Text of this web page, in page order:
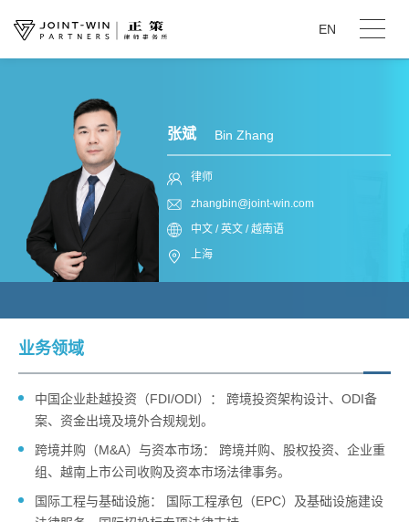
EN
张斌 Bin Zhang
律师
zhangbin@joint-win.com
中文 / 英文 / 越南语
上海
业务领域
中国企业赴越投资（FDI/ODI）： 跨境投资架构设计、ODI备
案、资金出境及境外合规规划。
跨境并购（M&A）与资本市场： 跨境并购、股权投资、企业重
组、越南上市公司收购及资本市场法律事务。
国际工程与基础设施： 国际工程承包（EPC）及基础设施建设